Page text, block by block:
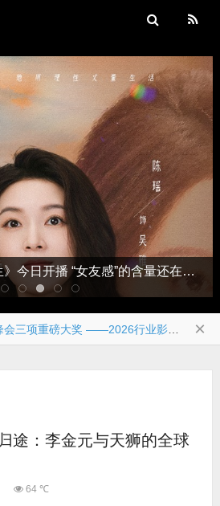
陈瑶新剧《蛮好的人生》今日开播 “女友感”的含量还在上升
饺好运斩获上海财经峰会三项重磅大奖 ——2026行业影响力品牌，2026消费创新先锋人物，2026杰出产品口碑奖
为中国高端用户带来意式奢华体验！Yeelight易来与Ekinex达成独家战略合作
球银行 1000 强” 排行榜
东方玉色静奢新生｜欧神诺中国玉2025秋季新品重磅发布！
力环保新能源行业线上升级！
引关注！
×
途：李金元与天狮的全球
64 ℃